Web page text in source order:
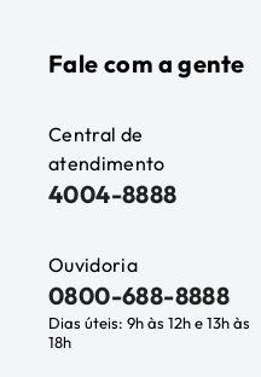
Fale com a gente
Central de
atendimento
4004-8888
Ouvidoria
0800-688-8888
Dias úteis: 9h às 12h e 13h às
18h